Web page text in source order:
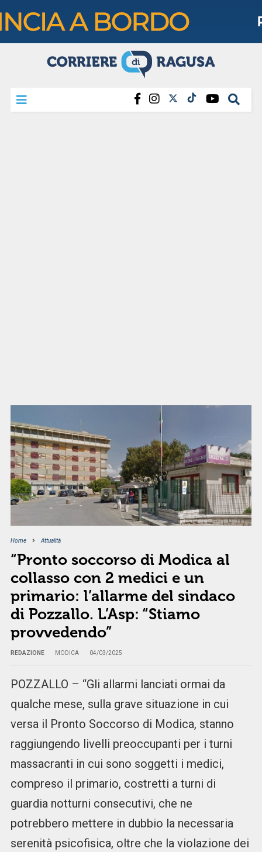
Home Attualità
“Pronto soccorso di Modica al
collasso con 2 medici e un
primario: l’allarme del sindaco
di Pozzallo. L’Asp: “Stiamo
provvedendo”
REDAZIONE MODICA 04/03/2025
POZZALLO – “Gli allarmi lanciati ormai da
qualche mese, sulla grave situazione in cui
versa il Pronto Soccorso di Modica, stanno
raggiungendo livelli preoccupanti per i turni
massacranti in cui sono soggetti i medici,
compreso il primario, costretti a turni di
guardia notturni consecutivi, che ne
potrebbero mettere in dubbio la necessaria
serenità psicofisica, oltre che la violazione dei